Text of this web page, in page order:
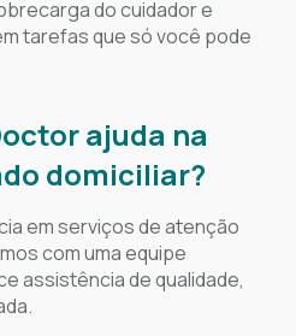
do cuidador e
tarefas que só você pode
ajuda na
domiciliar?
em serviços de atenção
com uma equipe
assistência de qualidade,